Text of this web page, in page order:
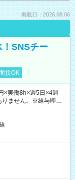
掲載日：2026.08.06
SNSチー
接OK
実働8h×週5日×4週
ません。※給与即受